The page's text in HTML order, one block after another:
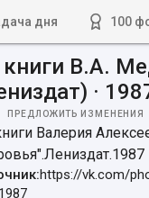
дня 100
книги В.А.
·
ПРЕДЛОЖИТЬ ИЗМЕНЕНИЯ
Валерия
https://vk.com/
1987